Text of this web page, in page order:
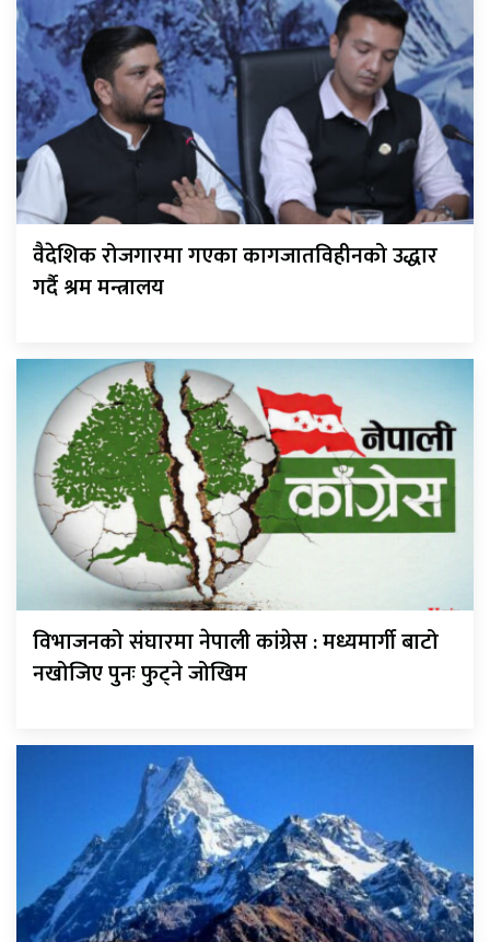
वैदेशिक रोजगारमा गएका कागजातविहीनको उद्धार
गर्दै श्रम मन्त्रालय
विभाजनको संघारमा नेपाली कांग्रेस : मध्यमार्गी बाटो
नखोजिए पुनः फुट्ने जोखिम